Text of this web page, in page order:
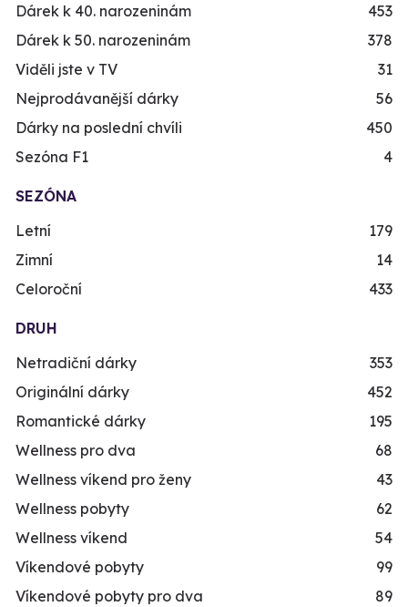
Dárek k 40. narozeninám
453
Dárek k 50. narozeninám
378
Viděli jste v TV
31
Nejprodávanější dárky
56
Dárky na poslední chvíli
450
Sezóna F1
4
SEZÓNA
Letní
179
Zimní
14
Celoroční
433
DRUH
Netradiční dárky
353
Originální dárky
452
Romantické dárky
195
Wellness pro dva
68
Wellness víkend pro ženy
43
Wellness pobyty
62
Wellness víkend
54
Víkendové pobyty
99
Víkendové pobyty pro dva
89